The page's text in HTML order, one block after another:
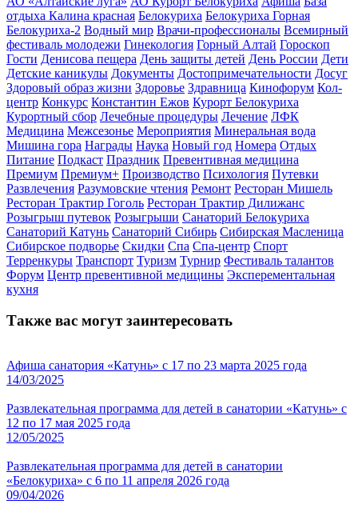
отдыха Калина красная Белокуриха Белокуриха Горная
Белокуриха-2 Водный мир Врачи-профессионалы Всемирный
фестиваль молодежи Гинекология Горный Алтай Гороскоп
Гости Денисова пещера День защиты детей День России Дети
Детские каникулы Документы Достопримечательности Досуг
Здоровый образ жизни Здоровье Здравница Кинофорум Кол-
центр Конкурс Константин Ежов Курорт Белокуриха
Курортный сбор Лечебные процедуры Лечение ЛФК
Медицина Межсезонье Мероприятия Минеральная вода
Мишина гора Награды Наука Новый год Номера Отдых
Питание Подкаст Праздник Превентивная медицина
Премиум Премиум+ Производство Психология Путевки
Развлечения Разумовские чтения Ремонт Ресторан Мишель
Ресторан Трактир Гоголь Ресторан Трактир Дилижанс
Розыгрыш путевок Розыгрыши Санаторий Белокуриха
Санаторий Катунь Санаторий Сибирь Сибирская Масленица
Сибирское подворье Скидки Спа Спа-центр Спорт
Терренкуры Транспорт Туризм Турнир Фестиваль талантов
Форум Центр превентивной медицины Эксперементальная
кухня
Также вас могут заинтересовать
Афиша санатория «Катунь» с 17 по 23 марта 2025 года
14/03/2025
Развлекательная программа для детей в санатории «Катунь» с
12 по 17 мая 2025 года
12/05/2025
Развлекательная программа для детей в санатории
«Белокуриха» с 6 по 11 апреля 2026 года
09/04/2026